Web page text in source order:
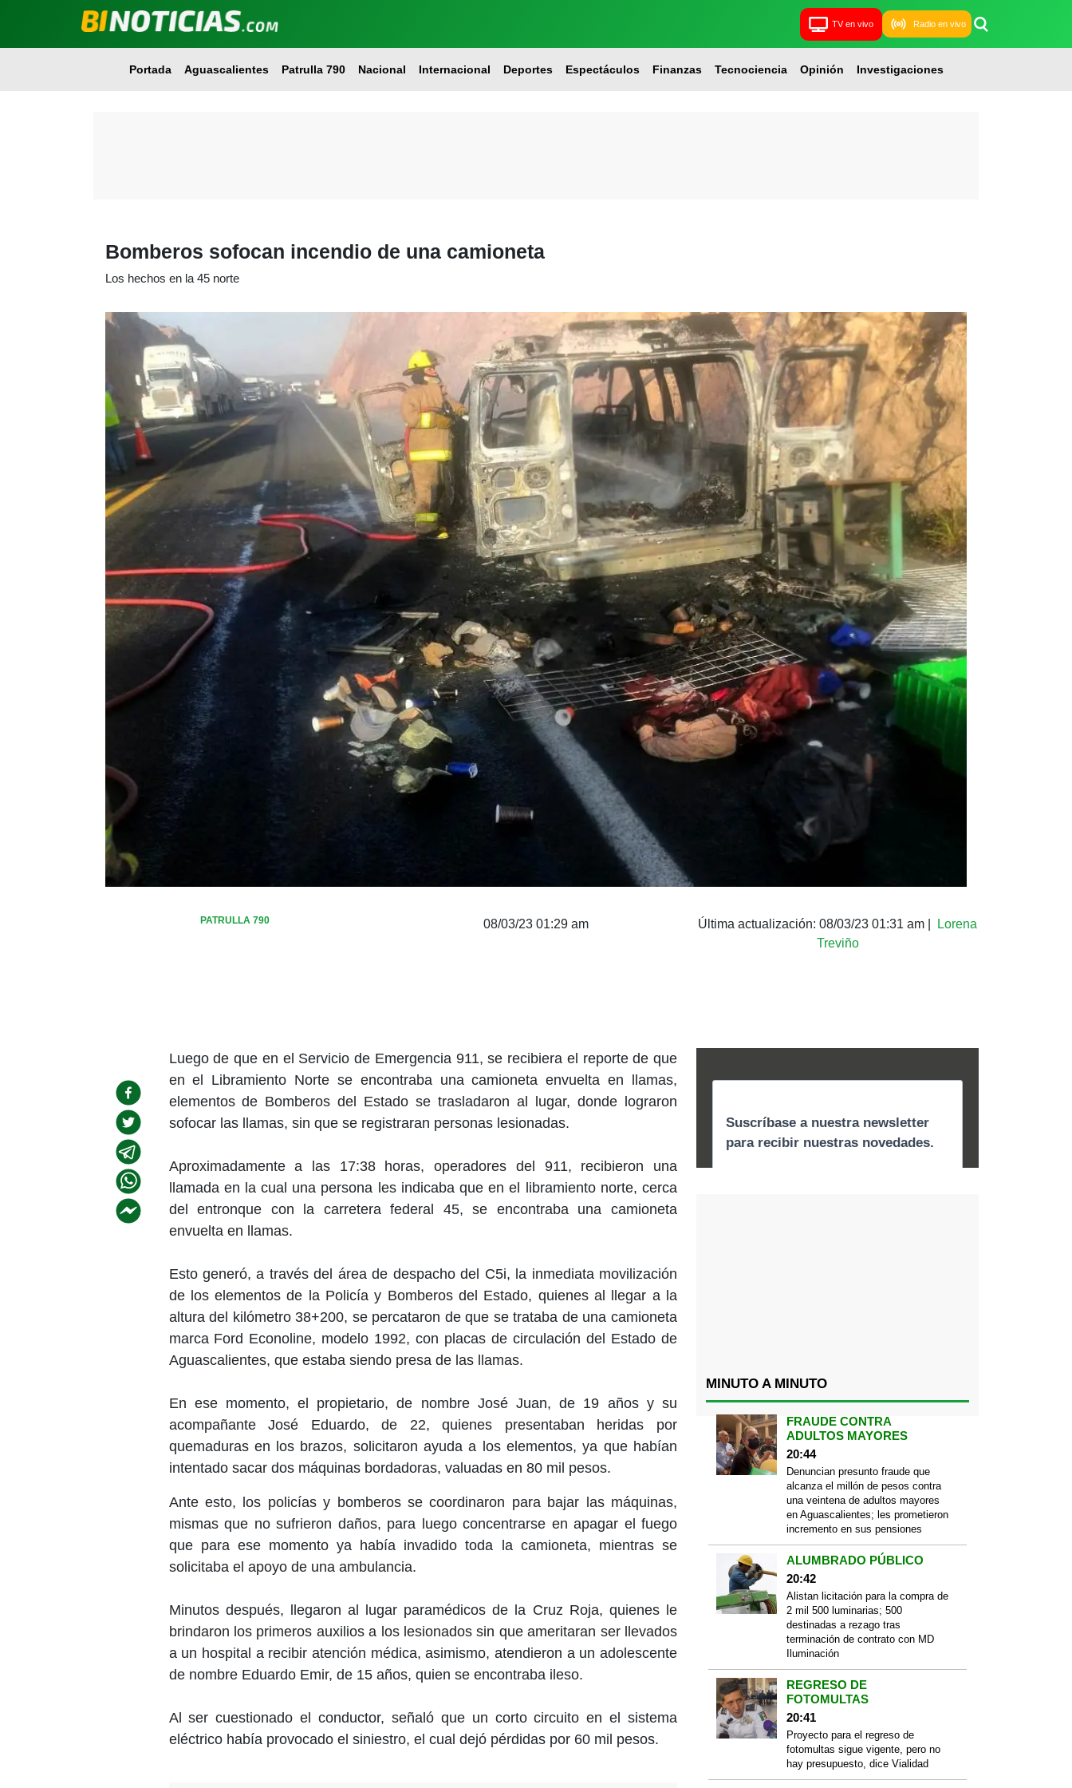
TV en vivo Radio en vivo
Portada Aguascalientes Patrulla 790 Nacional Internacional Deportes Espectáculos Finanzas Tecnociencia Opinión Investigaciones
Bomberos sofocan incendio de una camioneta
Los hechos en la 45 norte
PATRULLA 790 08/03/23 01:29 am Última actualización: 08/03/23 01:31 am
Lorena
Treviño
Luego de que en el Servicio de Emergencia 911, se recibiera el reporte de que
en el Libramiento Norte se encontraba una camioneta envuelta en llamas,
elementos de Bomberos del Estado se trasladaron al lugar, donde lograron
sofocar las llamas, sin que se registraran personas lesionadas.
Aproximadamente a las 17:38 horas, operadores del 911, recibieron una
llamada en la cual una persona les indicaba que en el libramiento norte, cerca
del entronque con la carretera federal 45, se encontraba una camioneta
envuelta en llamas.
Esto generó, a través del área de despacho del C5i, la inmediata movilización
de los elementos de la Policía y Bomberos del Estado, quienes al llegar a la
altura del kilómetro 38+200, se percataron de que se trataba de una camioneta
marca Ford Econoline, modelo 1992, con placas de circulación del Estado de
Aguascalientes, que estaba siendo presa de las llamas.
En ese momento, el propietario, de nombre José Juan, de 19 años y su
acompañante José Eduardo, de 22, quienes presentaban heridas por
quemaduras en los brazos, solicitaron ayuda a los elementos, ya que habían
intentado sacar dos máquinas bordadoras, valuadas en 80 mil pesos.
Ante esto, los policías y bomberos se coordinaron para bajar las máquinas,
mismas que no sufrieron daños, para luego concentrarse en apagar el fuego
que para ese momento ya había invadido toda la camioneta, mientras se
solicitaba el apoyo de una ambulancia.
Minutos después, llegaron al lugar paramédicos de la Cruz Roja, quienes le
brindaron los primeros auxilios a los lesionados sin que ameritaran ser llevados
a un hospital a recibir atención médica, asimismo, atendieron a un adolescente
de nombre Eduardo Emir, de 15 años, quien se encontraba ileso.
Al ser cuestionado el conductor, señaló que un corto circuito en el sistema
eléctrico había provocado el siniestro, el cual dejó pérdidas por 60 mil pesos.
MINUTO A MINUTO
FRAUDE CONTRA
ADULTOS MAYORES
20:44
Denuncian presunto fraude que
alcanza el millón de pesos contra
una veintena de adultos mayores
en Aguascalientes; les prometieron
incremento en sus pensiones
ALUMBRADO PÚBLICO
20:42
Alistan licitación para la compra de
2 mil 500 luminarias; 500
destinadas a rezago tras
terminación de contrato con MD
Iluminación
REGRESO DE
FOTOMULTAS
20:41
Proyecto para el regreso de
fotomultas sigue vigente, pero no
hay presupuesto, dice Vialidad